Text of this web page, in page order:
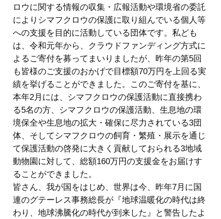
ロウに関する情報の収集・広報活動や環境省の委託
によりシマフクロウの保護に取り組んでいる個人等
への支援を目的に活動している団体です。私ども
は、令和元年から、クラウドファンディング方式に
よるご寄付を募ってまいりましたが、昨年の第5回
も皆様のご支援のおかげで目標額70万円を上回る実
績を挙げることができました。このご寄付を基に、
本年2月には、シマフクロウの保護活動に直接携わ
る5名の方、シマフクロウの保護活動、生息地の環
境保全や生息地の拡大・確保に尽力されている3団
体、そしてシマフクロウの飼育・繁殖・展示を通じ
て保護活動の啓発に大きく貢献しておられる3地域
動物園に対して、総額160万円の支援金をお届けす
ることができました。
皆さん、我が国をはじめ、世界は今、昨年7月に国
連のグテーレス事務総長が『地球温暖化の時代は終
わり、地球沸騰化の時代が到来した』と警告したよ